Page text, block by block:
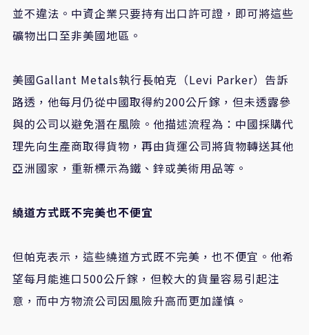
並不違法。中資企業只要持有出口許可證，即可將這些
礦物出口至非美國地區。
美國Gallant Metals執行長帕克（Levi Parker）告訴
路透，他每月仍從中國取得約200公斤鎵，但未透露參
與的公司以避免潛在風險。他描述流程為：中國採購代
理先向生產商取得貨物，再由貨運公司將貨物轉送其他
亞洲國家，重新標示為鐵、鋅或美術用品等。
繞道方式既不完美也不便宜
但帕克表示，這些繞道方式既不完美，也不便宜。他希
望每月能進口500公斤鎵，但較大的貨量容易引起注
意，而中方物流公司因風險升高而更加謹慎。